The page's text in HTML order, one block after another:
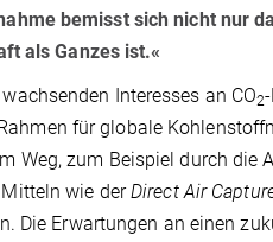
bemisst sich nicht nur
als Ganzes ist.«
Interesses an CO2
für globale
Weg, zum Beispiel durch
wie derDirect Air
Die Erwartungen an einen